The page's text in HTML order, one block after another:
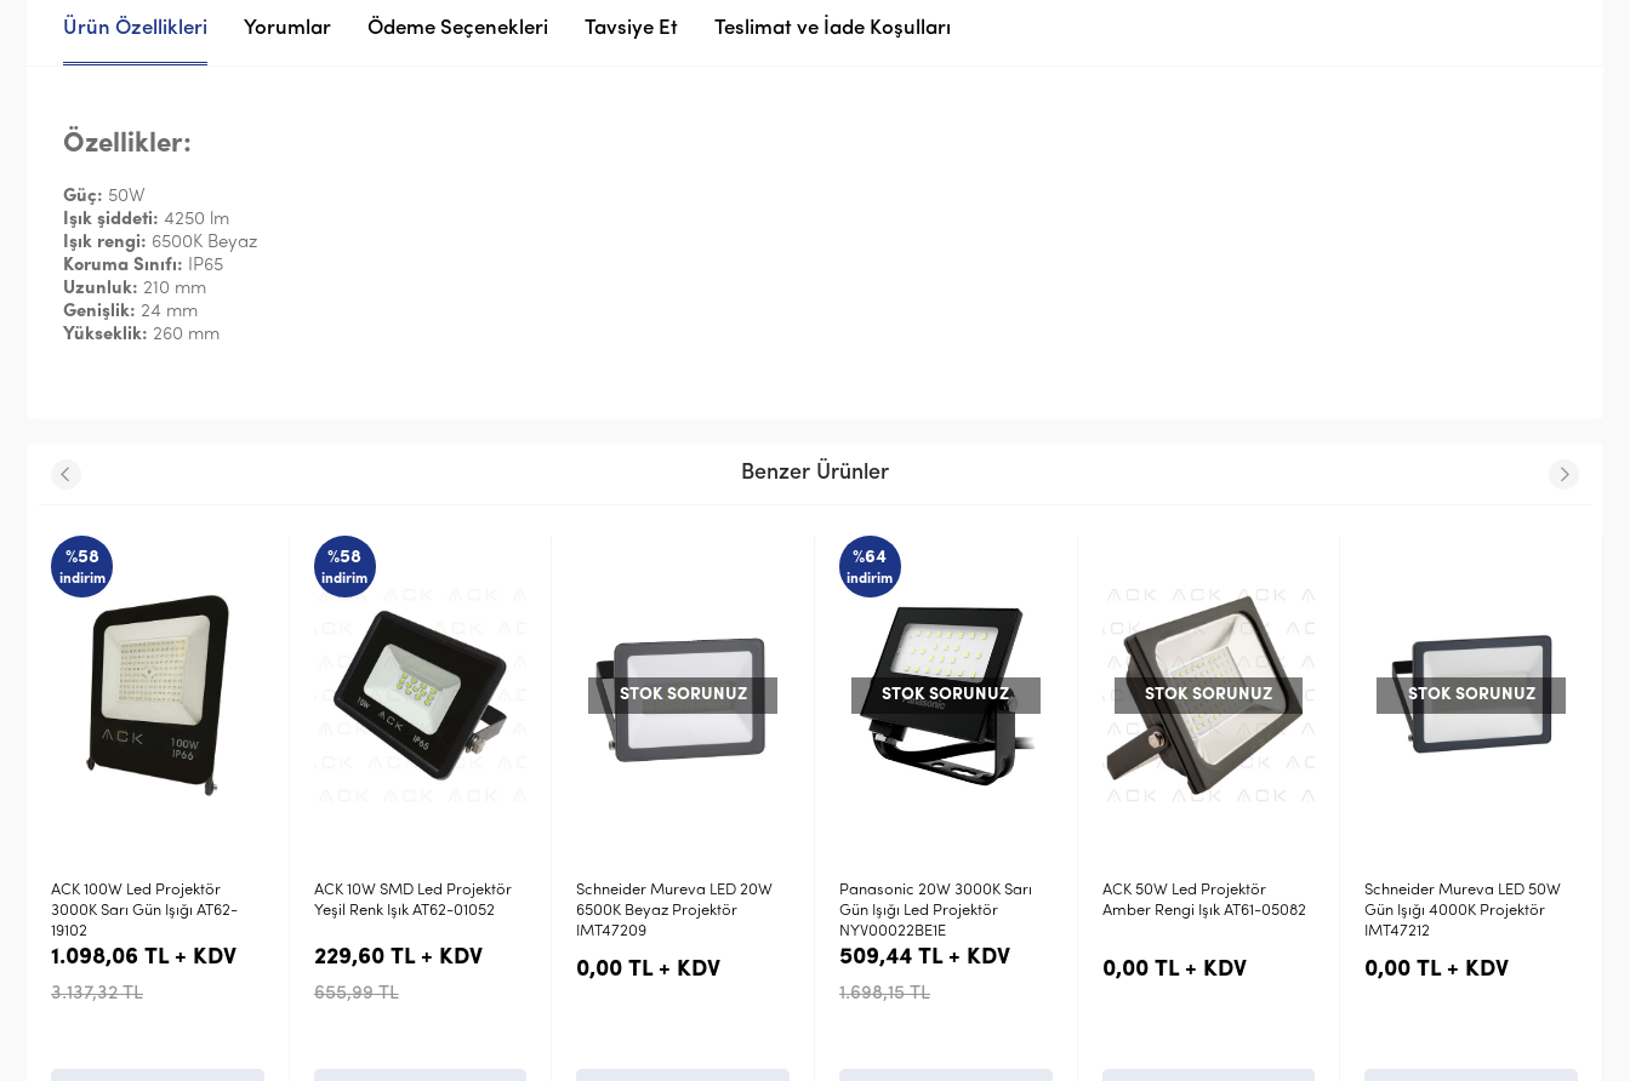
Ürün Özellikleri Yorumlar Ödeme Seçenekleri Tavsiye Et Teslimat ve İade Koşulları
Özellikler:
Güç: 50W
Işık şiddeti: 4250 lm
Işık rengi: 6500K Beyaz
Koruma Sınıfı: IP65
Uzunluk: 210 mm
Genişlik: 24 mm
Yükseklik: 260 mm
Benzer Ürünler
%58
indirim
ACK 10W SMD Led Projektör
Yeşil Renk Işık AT62-01052
229,60 TL + KDV
655,99 TL
STOK SORUNUZ
Schneider Mureva LED 20W
6500K Beyaz Projektör
0,00 TL + KDV
STOK SORUNUZ
Panasonic 20W 3000K Sarı
Gün Işığı Led Projektör
NYV00022BE1E
509,44 TL + KDV
STOK SORUNUZ
ACK 50W Led Projektör
Amber Rengi Işık AT61-05082
0,00 TL + KDV
STOK SORUNUZ
Schneider Mureva LED 50W
Gün Işığı 4000K Projektör
0,00 TL + KDV
Panasonic 50W 4000K Işık
Led Projektör NYV00014BE1E
1.072,62 TL + KDV